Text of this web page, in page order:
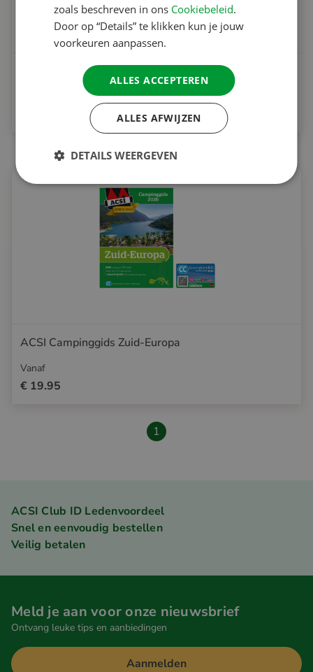
ACSI Campinggids Frankrijk
ACSI Campinggids Zuid-Europa
Vanaf
€ 19.95
1
ACSI Club ID Ledenvoordeel
Snel en eenvoudig bestellen
Veilig betalen
Meld je aan voor onze nieuwsbrief
Ontvang leuke tips en aanbiedingen
Aanmelden
zoals beschreven in ons Cookiebeleid.
Door op “Details” te klikken kun je jouw
voorkeuren aanpassen.
ALLES ACCEPTEREN
ALLES AFWIJZEN
DETAILS WEERGEVEN